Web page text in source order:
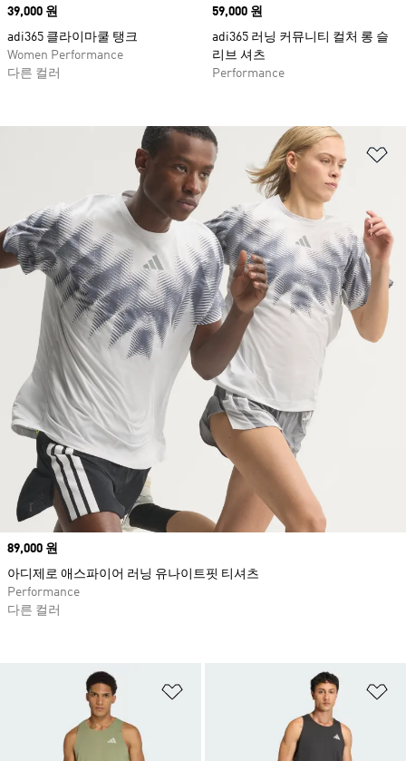
Price
39,000 원
adi365 클라이마쿨 탱크
Women Performance
다른 컬러
Price
59,000 원
adi365 러닝 커뮤니티 컬처 롱 슬
리브 셔츠
Performance
Price
89,000 원
아디제로 애스파이어 러닝 유나이트핏 티셔츠
Performance
다른 컬러